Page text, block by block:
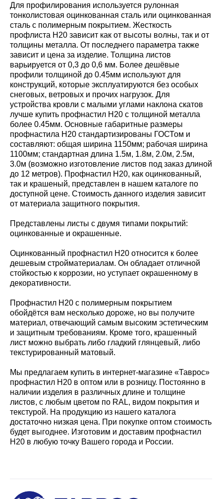
Для профилирования используется рулонная
тонколистовая оцинкованная сталь или оцинкованная
сталь с полимерным покрытием. Жесткость
профлиста Н20 зависит как от высоты волны, так и от
толщины металла. От последнего параметра также
зависит и цена за изделие. Толщина листов
варьируется от 0,3 до 0,6 мм. Более дешёвые
профили толщиной до 0.45мм используют для
конструкций, которые эксплуатируются без особых
снеговых, ветровых и прочих нагрузок. Для
устройства кровли с малыми углами наклона скатов
лучше купить профнастил Н20 с толщиной металла
более 0.45мм. Основные габаритные размеры
профнастила Н20 стандартизированы ГОСТом и
составляют: общая ширина 1150мм; рабочая ширина
1100мм; стандартная длина 1.5м, 1.8м, 2.0м, 2.5м,
3.0м (возможно изготовление листов под заказ длиной
до 12 метров). Профнастил Н20, как оцинкованный,
так и крашеный, представлен в нашем каталоге по
доступной цене. Стоимость данного изделия зависит
от материала защитного покрытия.
Представлены листы с двумя типами покрытий:
оцинкованные и окрашенные.
Оцинкованный профнастил Н20 относится к более
дешевым стройматериалам. Он обладает отличной
стойкостью к коррозии, но уступает окрашенному в
декоративности.
Профнастил Н20 с полимерным покрытием
обойдётся вам несколько дороже, но вы получите
материал, отвечающий самым высоким эстетическим
и защитным требованиям. Кроме того, крашенный
лист можно выбрать либо гладкий глянцевый, либо
текстурированный матовый.
Мы предлагаем купить в интернет-магазине «Таврос»
профнастил Н20 в оптом или в розницу. Постоянно в
наличии изделия в различных длине и толщине
листов, с любым цветом по RAL, видом покрытия и
текстурой. На продукцию из нашего каталога
достаточно низкая цена. При покупке оптом стоимость
будет выгоднее. Изготовим и доставим профнастил
Н20 в любую точку Вашего города и России.